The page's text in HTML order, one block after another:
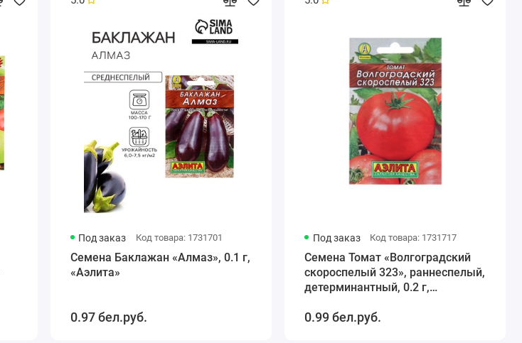
Под заказ Код товара: 1731701
Семена Баклажан «Алмаз», 0.1 г,
«Аэлита»
0.97 бел.руб.
Под заказ Код товара: 1731717
Семена Томат «Волгоградский
скороспелый 323», раннеспелый,
детерминантный, 0.2 г,
0.99 бел.руб.